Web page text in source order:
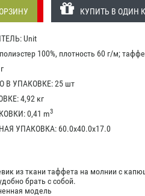
КУПИТЬ В ОДИН
Unit
100%, плотность 60 г/м;
В УПАКОВКЕ: 25 шт
4,92 кг
0,41 m3
УПАКОВКА: 60.0x40.0x17.0
из ткани таффета на молнии с
брать с собой.
модель